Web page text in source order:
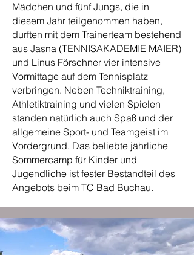
Mädchen und fünf Jungs, die in
diesem Jahr teilgenommen haben,
durften mit dem Trainerteam bestehend
aus Jasna (TENNISAKADEMIE MAIER)
und Linus Förschner vier intensive
Vormittage auf dem Tennisplatz
verbringen. Neben Techniktraining,
Athletiktraining und vielen Spielen
standen natürlich auch Spaß und der
allgemeine Sport- und Teamgeist im
Vordergrund. Das beliebte jährliche
Sommercamp für Kinder und
Jugendliche ist fester Bestandteil des
Angebots beim TC Bad Buchau.